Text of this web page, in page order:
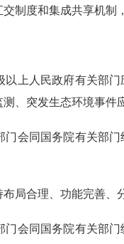
制度和集成共享机制
以上人民政府有关部
、突发生态环境事件
会同国务院有关部
局合理、功能完善、
会同国务院有关部